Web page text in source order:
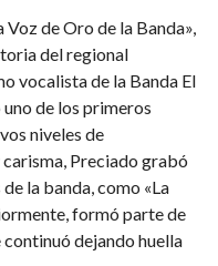
de Oro de la Banda»,
del regional
vocalista de la Banda El
de los primeros
niveles de
Preciado grabó
la banda, como «La
formó parte de
dejando huella